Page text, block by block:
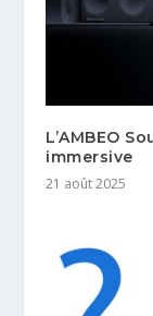
L’AMBEO
immersive
21 août 2025